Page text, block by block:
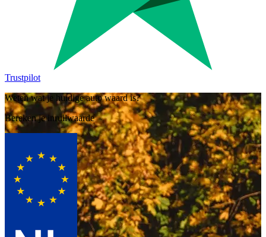
Trustpilot
Weten wat je huidige auto waard is?
Bereken je inruilwaarde